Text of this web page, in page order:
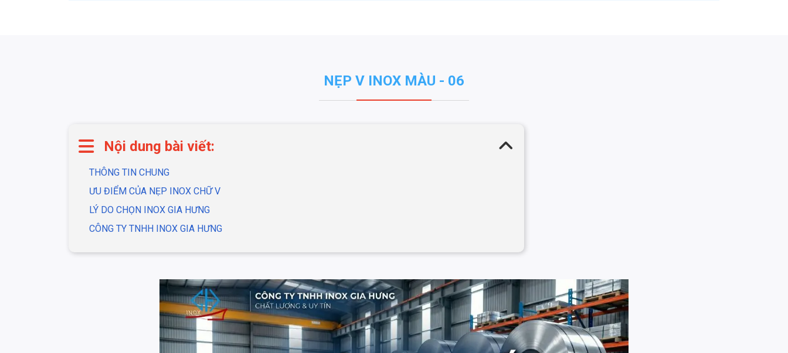
NẸP V INOX MÀU - 06
Nội dung bài viết:
THÔNG TIN CHUNG
ƯU ĐIỂM CỦA NẸP INOX CHỮ V
LÝ DO CHỌN INOX GIA HƯNG
CÔNG TY TNHH INOX GIA HƯNG